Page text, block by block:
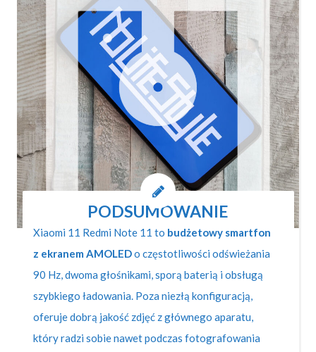
PODSUMOWANIE
Xiaomi 11 Redmi Note 11 to budżetowy smartfon
z ekranem AMOLEDo częstotliwości odświeżania
90 Hz, dwoma głośnikami, sporą baterią i obsługą
szybkiego ładowania. Poza niezłą konfiguracją,
oferuje dobrą jakość zdjęć z głównego aparatu,
który radzi sobie nawet podczas fotografowania